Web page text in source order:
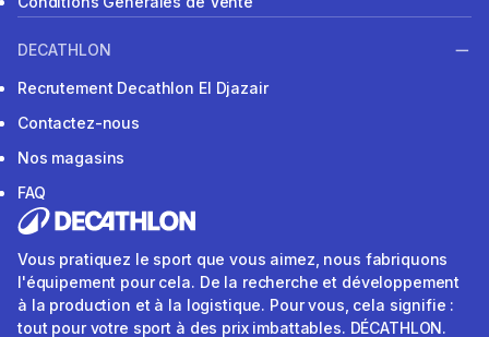
DECATHLON
Recrutement Decathlon El Djazair
Contactez-nous
Nos magasins
FAQ
Vous pratiquez le sport que vous aimez, nous fabriquons
l'équipement pour cela. De la recherche et développement
à la production et à la logistique. Pour vous, cela signifie :
tout pour votre sport à des prix imbattables. DÉCATHLON.